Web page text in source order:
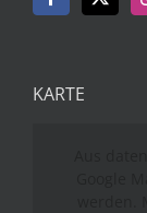
KARTE